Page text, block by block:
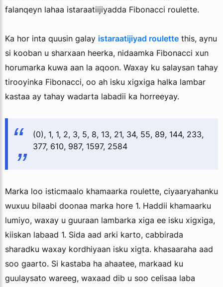
falanqeyn lahaa istaraatiijiyadda Fibonacci roulette.
Ka hor inta quusin galay istaraatijiyad roulette this, aynu
si kooban u sharxaan heerka, nidaamka Fibonacci xun
horumarka kuwa aan la aqoon. Waxay ku salaysan tahay
tirooyinka Fibonacci, oo ah isku xigxiga halka lambar
kastaa ay tahay wadarta labadii ka horreeyay.
(0), 1, 1, 2, 3, 5, 8, 13, 21, 34, 55, 89, 144, 233,
377, 610, 987, 1597, 2584
Marka loo isticmaalo khamaarka roulette, ciyaaryahanku
wuxuu bilaabi doonaa marka hore 1. Haddii khamaarku
lumiyo, waxay u guuraan lambarka xiga ee isku xigxiga,
kiiskan labaad 1. Sida aad arki karto, cabbirada
sharadku waxay kordhiyaan isku xigta. khasaaraha aad
soo gaarto. Si kastaba ha ahaatee, markaad ku
guulaysato wareeg, waxaad dib u soo celisaa laba